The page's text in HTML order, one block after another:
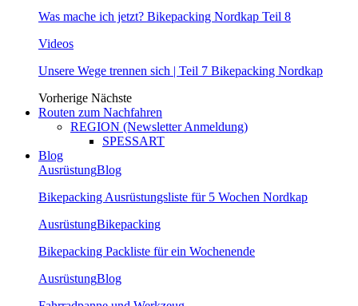
Was mache ich jetzt? Bikepacking Nordkap Teil 8
Videos
Unsere Wege trennen sich | Teil 7 Bikepacking Nordkap
Vorherige Nächste
Routen zum Nachfahren
REGION (Newsletter Anmeldung)
SPESSART
Blog
AusrüstungBlog
Bikepacking Ausrüstungsliste für 5 Wochen Nordkap
AusrüstungBikepacking
Bikepacking Packliste für ein Wochenende
AusrüstungBlog